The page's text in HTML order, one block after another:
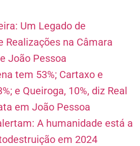
Um Legado de
Realizações na Câmara
João Pessoa
tem 53%; Cartaxo e
e Queiroga, 10%, diz Real
em João Pessoa
A humanidade está a
em 2024